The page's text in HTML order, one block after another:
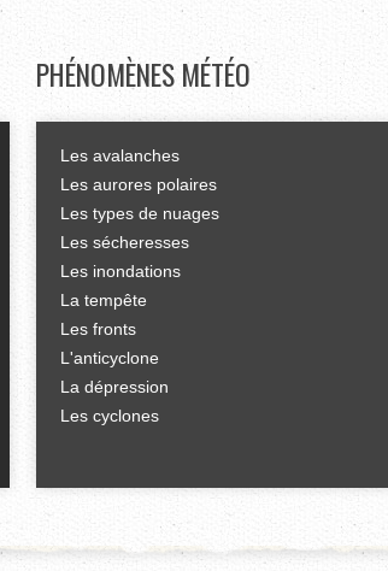
PHÉNOMÈNES MÉTÉO
Les avalanches
Les aurores polaires
Les types de nuages
Les sécheresses
Les inondations
La tempête
Les fronts
L'anticyclone
La dépression
Les cyclones